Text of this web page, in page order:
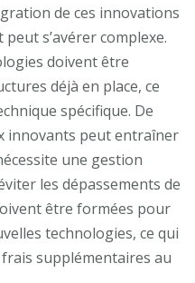
de ces innovations
s’avérer complexe.
doivent être
déjà en place, ce
spécifique. De
innovants peut entraîner
une gestion
les dépassements de
être formées pour
technologies, ce qui
supplémentaires au